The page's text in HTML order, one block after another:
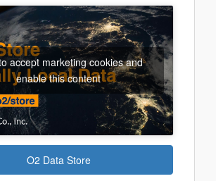
accept marketing cookies and
enable this content
O2 Data Store